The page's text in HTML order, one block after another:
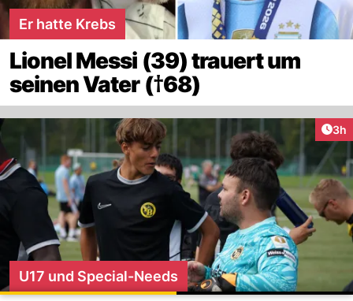
Er hatte Krebs
Lionel Messi (39) trauert um
seinen Vater (†68)
3h
U17 und Special-Needs